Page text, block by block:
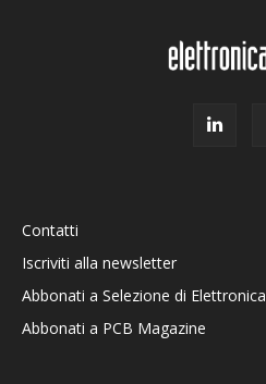
Contatti
Iscriviti alla newsletter
Abbonati a Selezione di Elettronica
Abbonati a PCB Magazine